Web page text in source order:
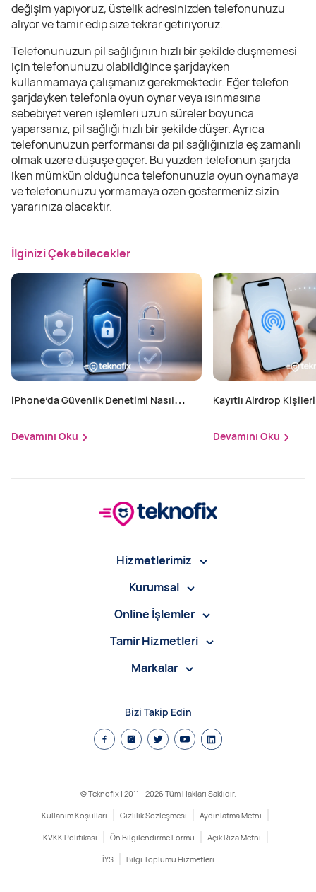
değişim yapıyoruz, üstelik adresinizden telefonunuzu
alıyor ve tamir edip size tekrar getiriyoruz.
Telefonunuzun pil sağlığının hızlı bir şekilde düşmemesi
için telefonunuzu olabildiğince şarjdayken
kullanmamaya çalışmanız gerekmektedir. Eğer telefon
şarjdayken telefonla oyun oynar veya ısınmasına
sebebiyet veren işlemleri uzun süreler boyunca
yaparsanız, pil sağlığı hızlı bir şekilde düşer. Ayrıca
telefonunuzun performansı da pil sağlığınızla eş zamanlı
olmak üzere düşüşe geçer. Bu yüzden telefonun şarjda
iken mümkün olduğunca telefonunuzla oyun oynamaya
ve telefonunuzu yormamaya özen göstermeniz sizin
yararınıza olacaktır.
İlginizi Çekebilecekler
iPhone’da Güvenlik Denetimi Nasıl
Devamını Oku
Kayıtlı Airdrop
Devamını Oku
Hizmetlerimiz
Kurumsal
Online İşlemler
Tamir Hizmetleri
Markalar
Bizi Takip Edin
© Teknofix | 2011 - 2026 Tüm Hakları Saklıdır.
Kullanım Koşulları Gizlilik Sözleşmesi Aydınlatma Metni
KVKK Politikası Ön Bilgilendirme Formu Açık Rıza Metni
İYS Bilgi Toplumu Hizmetleri